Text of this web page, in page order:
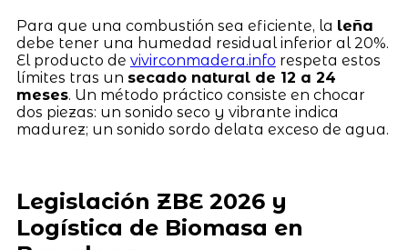
Para que una combustión sea eficiente, la leña
debe tener una humedad residual inferior al 20%.
El producto de vivirconmadera.info respeta estos
límites tras un secado natural de 12 a 24
meses. Un método práctico consiste en chocar
dos piezas: un sonido seco y vibrante indica
madurez; un sonido sordo delata exceso de agua.
Legislación ZBE 2026 y
Logística de Biomasa en